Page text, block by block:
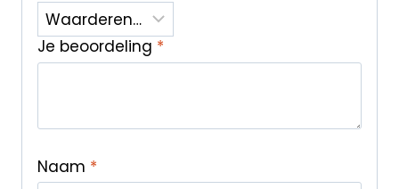
Je beoordeling *
Naam *